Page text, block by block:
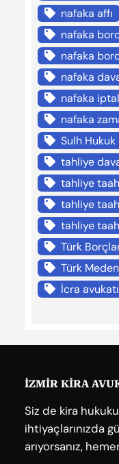
nafaka affı
nafaka
nafaka
nafaka
nafaka
nafaka
Sulh
tahliye
tahliye
tahliye
tahliye
Türk
Türk
İcra avukatı
İZMİR KİRA
Siz de kira
ihtiyaçlarınızda
arıyorsanız,